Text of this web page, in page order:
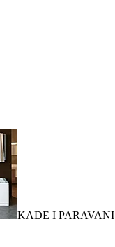
KADE I PARAVANI